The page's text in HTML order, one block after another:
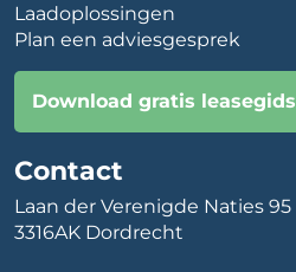
Laadoplossingen
Plan een adviesgesprek
Download gratis leasegids
Contact
Laan der Verenigde Naties 95
3316AK Dordrecht